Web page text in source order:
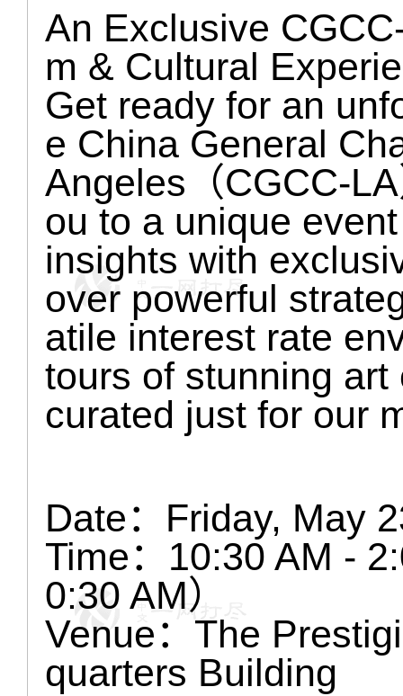
An Exclusive
m & Cultural
Get ready for an
e China General
Angeles（CGCC-
ou to a unique
insights with
over powerful
atile interest rate
tours of stunning
curated just for our
Date：Friday, May
Time：10:30 AM -
0:30 AM）
Venue：The
quarters Building